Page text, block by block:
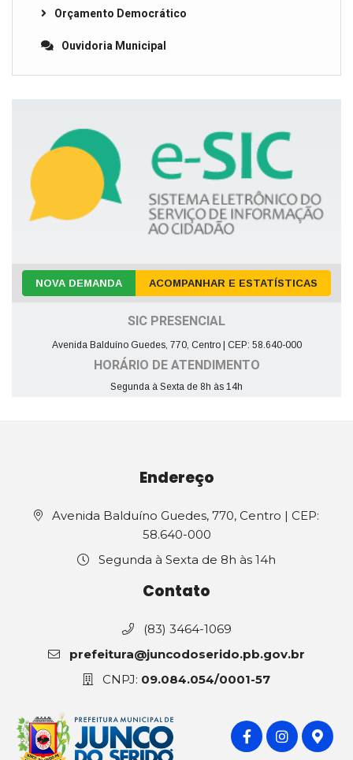
Orçamento Democrático
Ouvidoria Municipal
NOVA DEMANDA ACOMPANHAR E ESTATÍSTICAS
SIC PRESENCIAL
Avenida Balduíno Guedes, 770, Centro | CEP: 58.640-000
HORÁRIO DE ATENDIMENTO
Segunda à Sexta de 8h às 14h
Endereço
Avenida Balduíno Guedes, 770, Centro | CEP:
58.640-000
Segunda à Sexta de 8h às 14h
Contato
(83) 3464-1069
prefeitura@juncodoserido.pb.gov.br
CNPJ: 09.084.054/0001-57